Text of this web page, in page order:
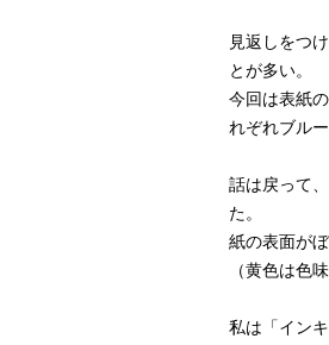
見返しをつ
とが多い。
今回は表紙
れぞれブル
話は戻って
た。
紙の表面が
（黄色は色
私は「イン